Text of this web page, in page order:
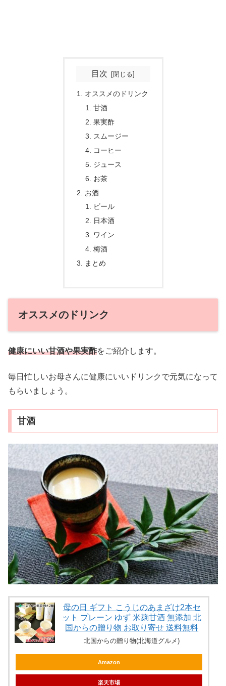
目次
オススメのドリンク
甘酒
果実酢
スムージー
コーヒー
ジュース
お茶
お酒
ビール
日本酒
ワイン
梅酒
まとめ
オススメのドリンク
健康にいい甘酒や果実酢をご紹介します。
毎日忙しいお母さんに健康にいいドリンクで元気になって
もらいましょう。
甘酒
母の日 ギフト こうじのあまざけ2本セ
ット プレーン ゆず 米麹甘酒 無添加 北
国からの贈り物 お取り寄せ 送料無料
北国からの贈り物(北海道グルメ)
Amazon
楽天市場